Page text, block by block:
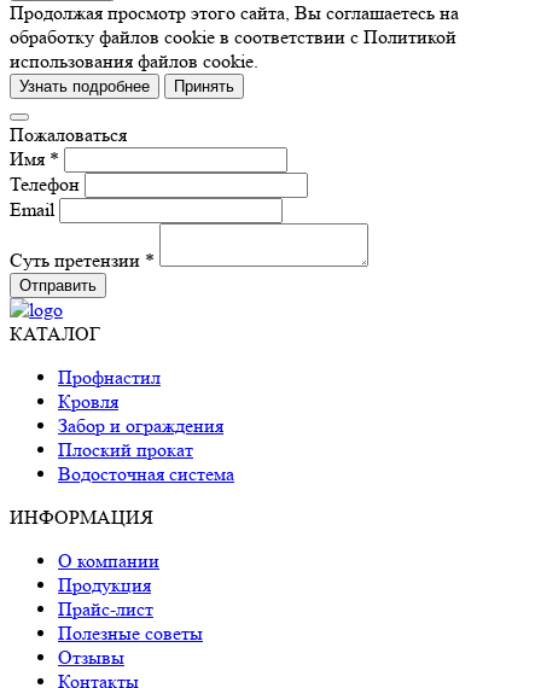
Продолжая просмотр этого сайта, Вы соглашаетесь на
обработку файлов cookie в соответствии с Политикой
использования файлов cookie.
Узнать подробнее Принять
Пожаловаться
Имя *
Телефон
Email
Суть претензии *
Отправить
КАТАЛОГ
Профнастил
Кровля
Забор и ограждения
Плоский прокат
Водосточная система
ИНФОРМАЦИЯ
О компании
Продукция
Прайс-лист
Полезные советы
Отзывы
Контакты